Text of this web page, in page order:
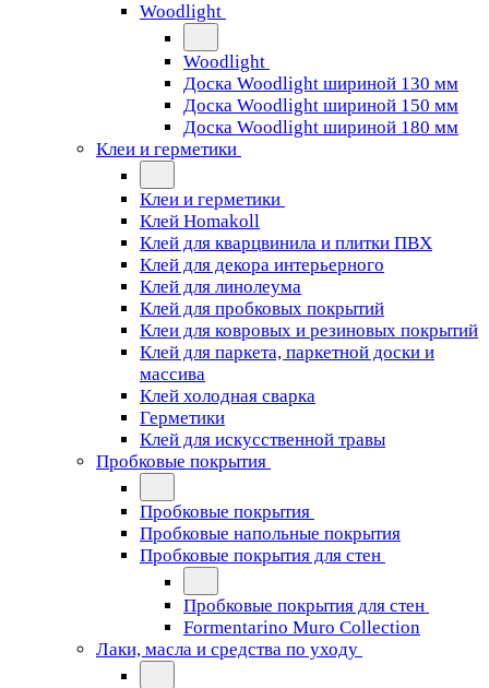
Woodlight
Woodlight
Доска Woodlight шириной 130 мм
Доска Woodlight шириной 150 мм
Доска Woodlight шириной 180 мм
Клеи и герметики
Клеи и герметики
Клей Homakoll
Клей для кварцвинила и плитки ПВХ
Клей для декора интерьерного
Клей для линолеума
Клей для пробковых покрытий
Клеи для ковровых и резиновых покрытий
Клей для паркета, паркетной доски и
массива
Клей холодная сварка
Герметики
Клей для искусственной травы
Пробковые покрытия
Пробковые покрытия
Пробковые напольные покрытия
Пробковые покрытия для стен
Пробковые покрытия для стен
Formentarino Muro Collection
Лаки, масла и средства по уходу